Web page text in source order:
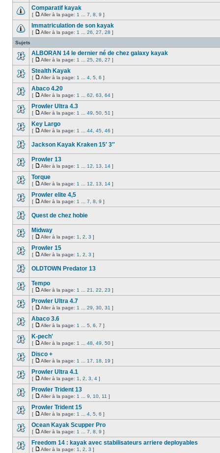
Comparatif kayak
[ Aller à la page: 1 7 8 9 ]
Immatriculation de son kayak
[ Aller à la page: 1 26 27 28 ]
Sujets
ALBORAN 14 le dernier né de chez galaxy kayak
[ Aller à la page: 1 25 26 27 ]
Stealth Kayak
[ Aller à la page: 1 4 5 6 ]
Abaco 4.20
[ Aller à la page: 1 62 63 64 ]
Prowler Ultra 4.3
[ Aller à la page: 1 49 50 51 ]
Key Largo
[ Aller à la page: 1 44 45 46 ]
Jackson Kayak Kraken 15′ 3″
Prowler 13
[ Aller à la page: 1 12 13 14 ]
Torque
[ Aller à la page: 1 12 13 14 ]
Prowler elite 4,5
[ Aller à la page: 1 7 8 9 ]
Quest de chez hobie
Midway
[ Aller à la page: 1 2 3 ]
Prowler 15
[ Aller à la page: 1 2 3 ]
OLDTOWN Predator 13
Tempo
[ Aller à la page: 1 21 22 23 ]
Prowler Ultra 4.7
[ Aller à la page: 1 29 30 31 ]
Abaco 3.6
[ Aller à la page: 1 5 6 7 ]
K-pech'
[ Aller à la page: 1 48 49 50 ]
Disco +
[ Aller à la page: 1 17 18 19 ]
Prowler Ultra 4.1
[ Aller à la page: 1 2 3 4 ]
Prowler Trident 13
[ Aller à la page: 1 9 10 11 ]
Prowler Trident 15
[ Aller à la page: 1 4 5 6 ]
Ocean Kayak Scupper Pro
[ Aller à la page: 1 7 8 9 ]
Freedom 14 : kayak avec stabilisateurs arriere deployables
[ Aller à la page: 1 2 3 ]